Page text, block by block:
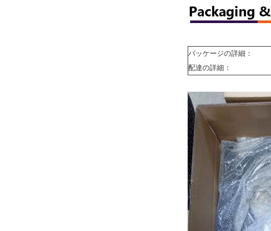
パッケージの詳細：
配達の詳細：